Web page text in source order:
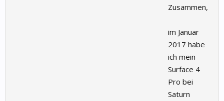
Zusammen,
im Januar
2017 habe
ich mein
Surface 4
Pro bei
Saturn